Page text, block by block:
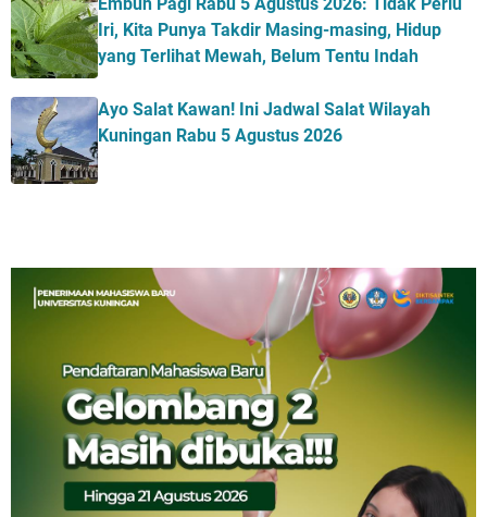
Iri, Kita Punya Takdir Masing-masing, Hidup
yang Terlihat Mewah, Belum Tentu Indah
Ayo Salat Kawan! Ini Jadwal Salat Wilayah
Kuningan Rabu 5 Agustus 2026